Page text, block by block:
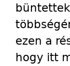
ezen a
hogy itt